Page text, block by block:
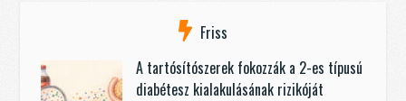
Friss
A tartósítószerek fokozzák a 2-es típusú
diabétesz kialakulásának rizikóját